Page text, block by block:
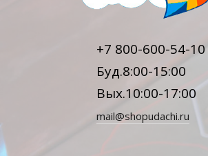
+7 800-600-54-10
Буд.8:00-15:00
Вых.10:00-17:00
mail@shopudachi.ru